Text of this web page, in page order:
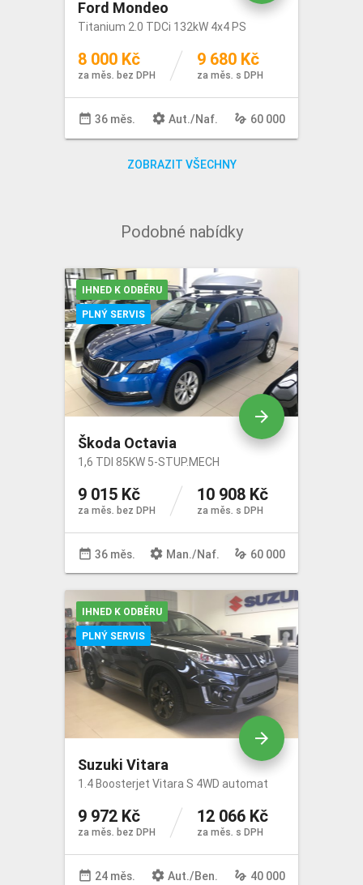
Ford Mondeo
Titanium 2.0 TDCi 132kW 4x4 PS
8 000 Kč
za měs. bez DPH
9 680 Kč
za měs. s DPH
date_range 36 měs. settings Aut./Naf. gesture 60 000
ZOBRAZIT VŠECHNY
Podobné nabídky
Škoda Octavia
1,6 TDI 85KW 5-STUP.MECH
9 015 Kč
za měs. bez DPH
10 908 Kč
za měs. s DPH
date_range 36 měs. settings Man./Naf. gesture 60 000
arrow_forward
IHNED K ODBĚRU
PLNÝ SERVIS
Suzuki Vitara
1.4 Boosterjet Vitara S 4WD automat
9 972 Kč
za měs. bez DPH
12 066 Kč
za měs. s DPH
date_range 24 měs. settings Aut./Ben. gesture 40 000
arrow_forward
IHNED K ODBĚRU
PLNÝ SERVIS